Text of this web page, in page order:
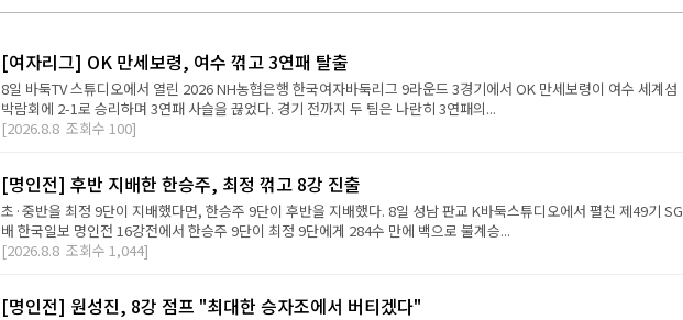
[여자리그] OK 만세보령, 여수 꺾고 3연패 탈출
8일 바둑TV 스튜디오에서 열린 2026 NH농협은행 한국여자바둑리그 9라운드 3경기에서 OK 만세보령이 여수 세계섬
박람회에 2-1로 승리하며 3연패 사슬을 끊었다. 경기 전까지 두 팀은 나란히 3연패의...
[2026.8.8 조회수 100]
[명인전] 후반 지배한 한승주, 최정 꺾고 8강 진출
초·중반을 최정 9단이 지배했다면, 한승주 9단이 후반을 지배했다. 8일 성남 판교 K바둑스튜디오에서 펼친 제49기 SG
배 한국일보 명인전 16강전에서 한승주 9단이 최정 9단에게 284수 만에 백으로 불계승...
[2026.8.8 조회수 1,044]
[명인전] 원성진, 8강 점프 "최대한 승자조에서 버티겠다"